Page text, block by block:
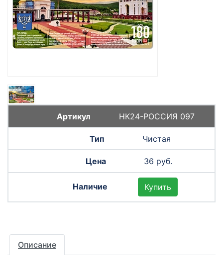
НК24-РОССИЯ 097
Чистая
36 руб.
Купить
Описание